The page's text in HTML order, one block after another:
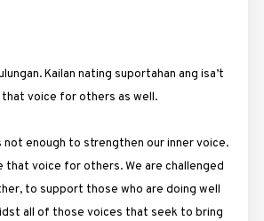
Kailan nating suportahan ang isa’t
that voice for others as well.
enough to strengthen our inner voice.
that voice for others. We are challenged
to support those who are doing well
all of those voices that seek to bring